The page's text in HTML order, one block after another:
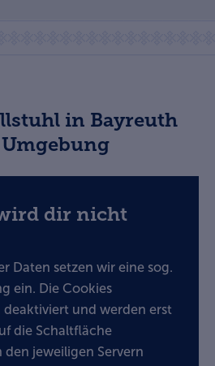
in Bayreuth
dir nicht
Daten setzen wir eine sog.
ein. Die Cookies
deaktiviert und werden erst
die Schaltfläche
den jeweiligen Servern